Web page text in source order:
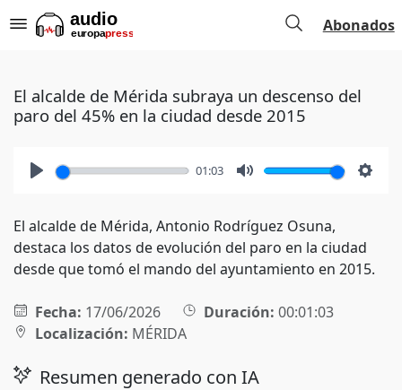
Abonados
El alcalde de Mérida subraya un descenso del
paro del 45% en la ciudad desde 2015
01:03
El alcalde de Mérida, Antonio Rodríguez Osuna,
destaca los datos de evolución del paro en la ciudad
desde que tomó el mando del ayuntamiento en 2015.
Fecha: 17/06/2026 Duración: 00:01:03
Localización: MÉRIDA
Resumen generado con IA